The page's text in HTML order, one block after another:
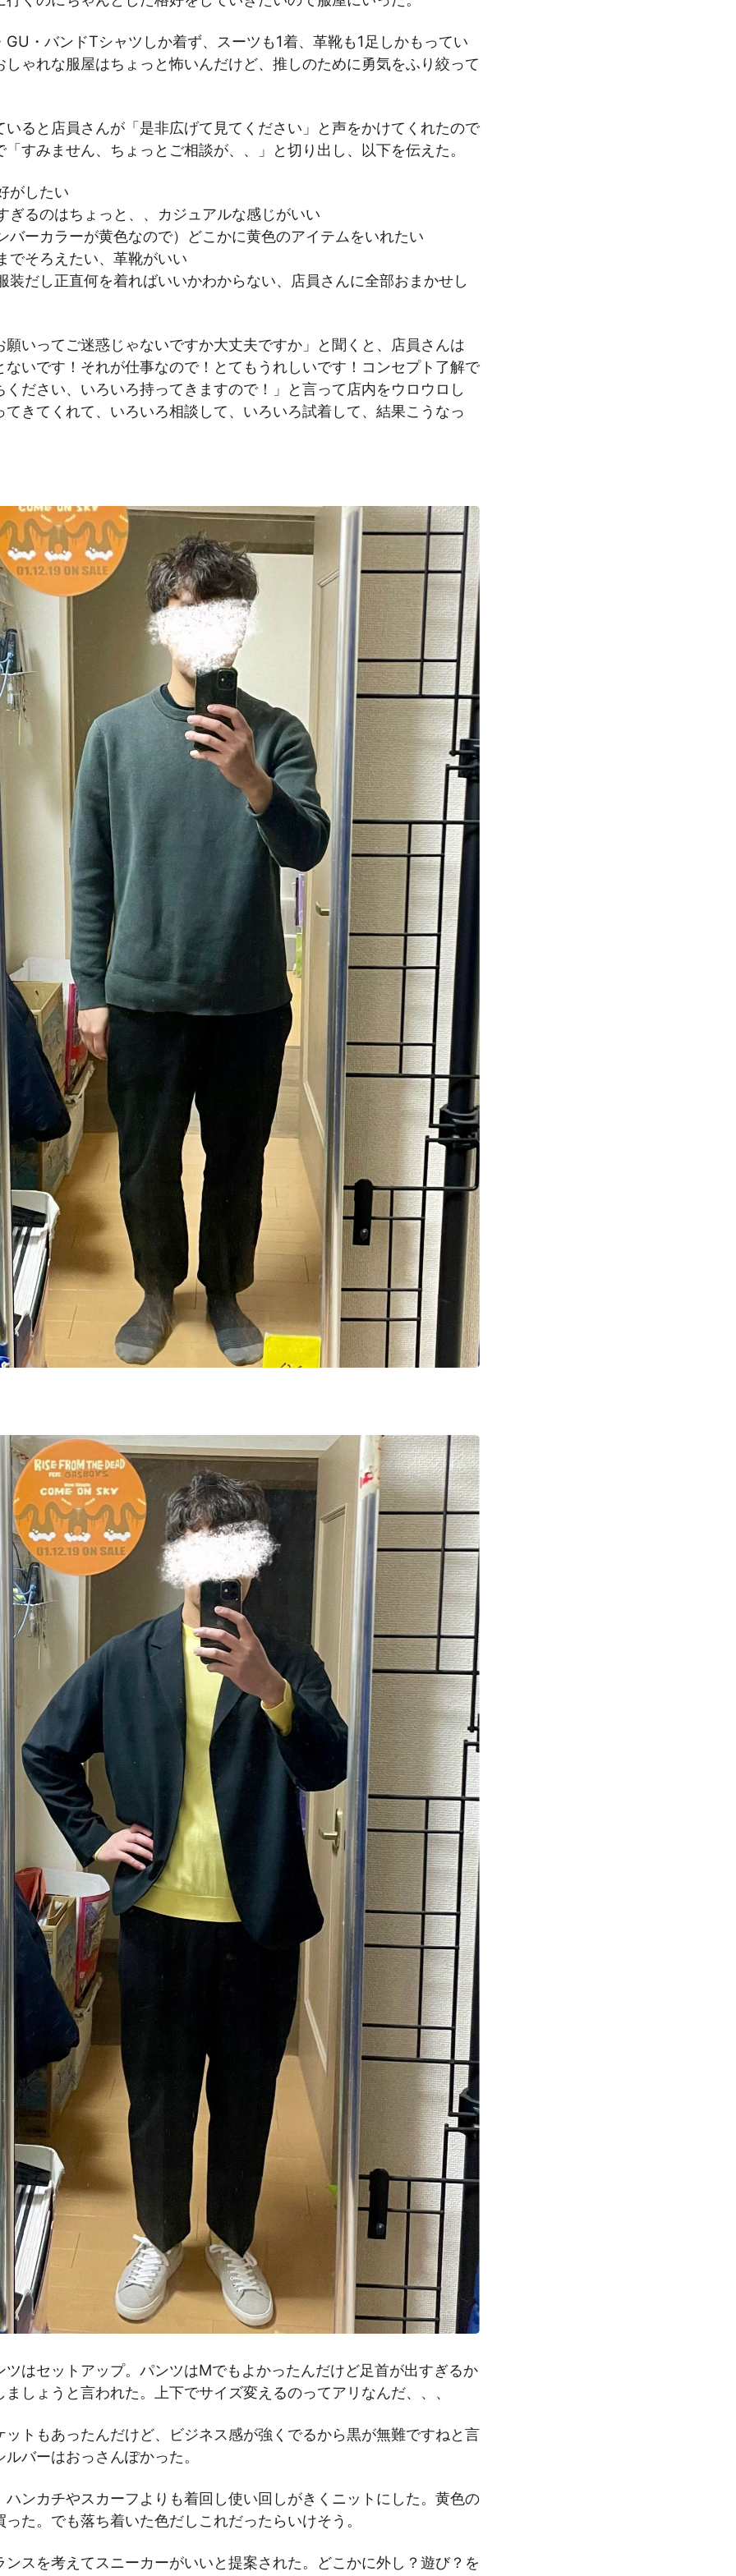
GU・バンドTシャツしか着ず、スーツも1着、革靴も1足しかもってい
しゃれな服屋はちょっと怖いんだけど、推しのために勇気をふり絞って
いると店員さんが「是非広げて見てください」と声をかけてくれたので
すみません、ちょっとご相談が、、」と切り出し、以下を伝えた。
がしたい
ぎるのはちょっと、、カジュアルな感じがいい
バーカラーが黄色なので）どこかに黄色のアイテムをいれたい
でそろえたい、革靴がいい
装だし正直何を着ればいいかわからない、店員さんに全部おまかせし
願いってご迷惑じゃないですか大丈夫ですか」と聞くと、店員さんは
ないです！それが仕事なので！とてもうれしいです！コンセプト了解で
ください、いろいろ持ってきますので！」と言って店内をウロウロし
てきてくれて、いろいろ相談して、いろいろ試着して、結果こうなっ
ツはセットアップ。パンツはMでもよかったんだけど足首が出すぎるか
しょうと言われた。上下でサイズ変えるのってアリなんだ、、、
ットもあったんだけど、ビジネス感が強くでるから黒が無難ですねと言
バーはおっさんぽかった。
ハンカチやスカーフよりも着回し使い回しがきくニットにした。黄色の
た。でも落ち着いた色だしこれだったらいけそう。
ンスを考えてスニーカーがいいと提案された。どこかに外し？遊び？を